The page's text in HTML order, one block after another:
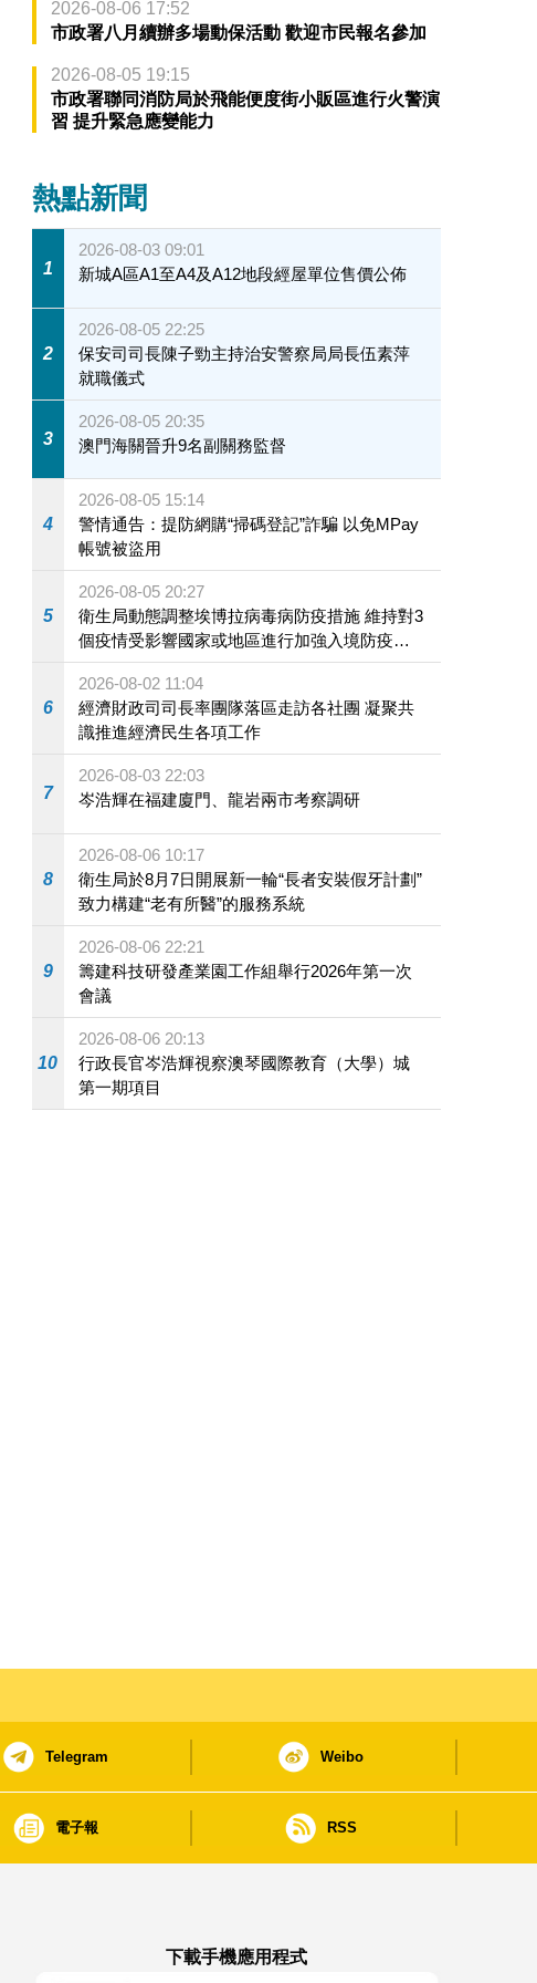
2026-08-06 17:52
市政署八月續辦多場動保活動 歡迎市民報名參加
2026-08-05 19:15
市政署聯同消防局於飛能便度街小販區進行火警演
習 提升緊急應變能力
熱點新聞
1
2026-08-03 09:01
新城A區A1至A4及A12地段經屋單位售價公佈
2
2026-08-05 22:25
保安司司長陳子勁主持治安警察局局長伍素萍
就職儀式
3
2026-08-05 20:35
澳門海關晉升9名副關務監督
4
2026-08-05 15:14
警情通告：提防網購“掃碼登記”詐騙 以免MPay
帳號被盜用
5
2026-08-05 20:27
衛生局動態調整埃博拉病毒病防疫措施 維持對3
個疫情受影響國家或地區進行加強入境防疫措
施
6
2026-08-02 11:04
經濟財政司司長率團隊落區走訪各社團 凝聚共
識推進經濟民生各項工作
7
2026-08-03 22:03
岑浩輝在福建廈門、龍岩兩市考察調研
8
2026-08-06 10:17
衛生局於8月7日開展新一輪“長者安裝假牙計劃”
致力構建“老有所醫”的服務系統
9
2026-08-06 22:21
籌建科技研發產業園工作組舉行2026年第一次
會議
10
2026-08-06 20:13
行政長官岑浩輝視察澳琴國際教育（大學）城
第一期項目
Telegram Weibo
電子報 RSS
下載手機應用程式